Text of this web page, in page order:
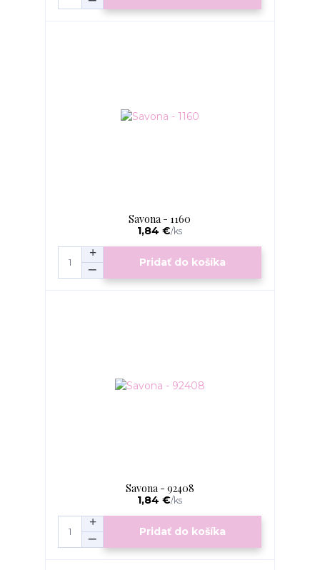
Savona - 1160
1,84 €/ks
Pridať do košíka
Savona - 92408
1,84 €/ks
Pridať do košíka